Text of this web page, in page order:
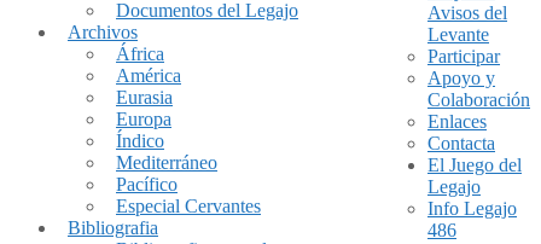
Documentos del Legajo
Archivos
África
América
Eurasia
Europa
Índico
Mediterráneo
Pacífico
Especial Cervantes
Bibliografia
Avisos del
Levante
Participar
Apoyo y
Colaboración
Enlaces
Contacta
El Juego del
Legajo
Info Legajo
486